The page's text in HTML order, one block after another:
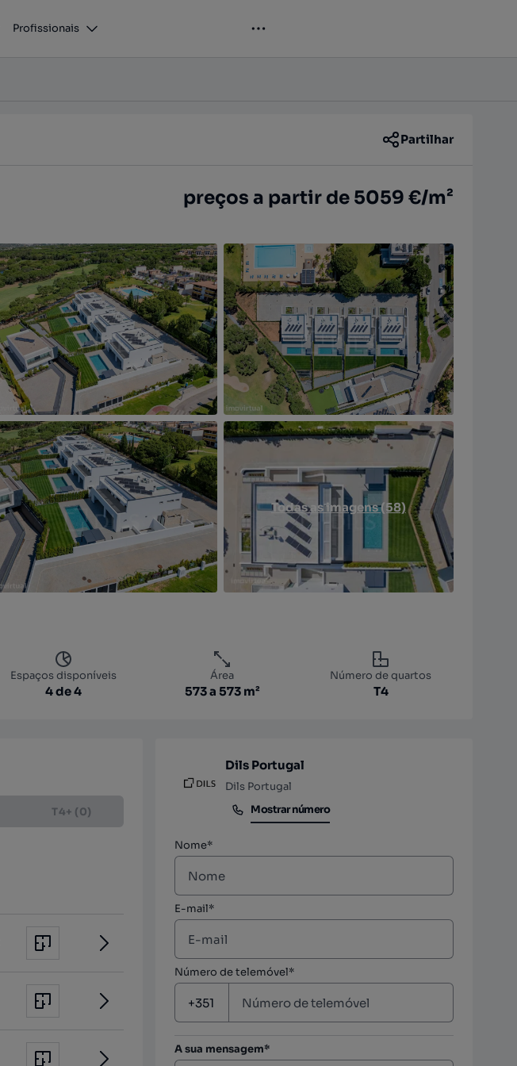
Profissionais
Partilhar
preços a partir de 5059 €/m²
Todas as imagens (58)
Espaços disponíveis
4 de 4
Área
573 a 573 m²
Número de quartos
T4
T4+ (0)
Dils Portugal
Dils Portugal
Mostrar número
Mostrar número
Nome*
E-mail*
Número de telemóvel*
A sua mensagem*